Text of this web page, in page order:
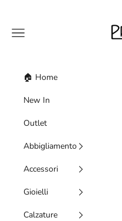
Menù
🏠 Home
New In
Outlet
Abbigliamento
Accessori
Gioielli
Calzature